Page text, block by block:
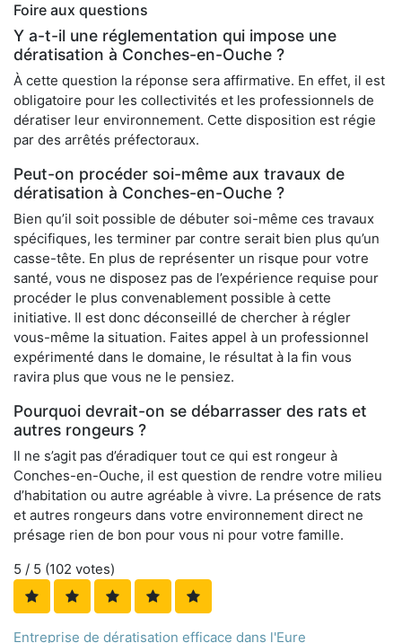
Foire aux questions
Y a-t-il une réglementation qui impose une
dératisation à Conches-en-Ouche ?
À cette question la réponse sera affirmative. En effet, il est
obligatoire pour les collectivités et les professionnels de
dératiser leur environnement. Cette disposition est régie
par des arrêtés préfectoraux.
Peut-on procéder soi-même aux travaux de
dératisation à Conches-en-Ouche ?
Bien qu’il soit possible de débuter soi-même ces travaux
spécifiques, les terminer par contre serait bien plus qu’un
casse-tête. En plus de représenter un risque pour votre
santé, vous ne disposez pas de l’expérience requise pour
procéder le plus convenablement possible à cette
initiative. Il est donc déconseillé de chercher à régler
vous-même la situation. Faites appel à un professionnel
expérimenté dans le domaine, le résultat à la fin vous
ravira plus que vous ne le pensiez.
Pourquoi devrait-on se débarrasser des rats et
autres rongeurs ?
Il ne s’agit pas d’éradiquer tout ce qui est rongeur à
Conches-en-Ouche, il est question de rendre votre milieu
d’habitation ou autre agréable à vivre. La présence de rats
et autres rongeurs dans votre environnement direct ne
présage rien de bon pour vous ni pour votre famille.
5 / 5 (102 votes)
Entreprise de dératisation efficace dans l'Eure